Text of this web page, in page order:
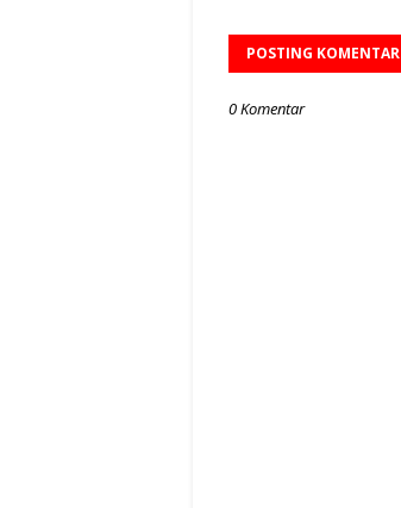
POSTING KOMENTAR
0 Komentar